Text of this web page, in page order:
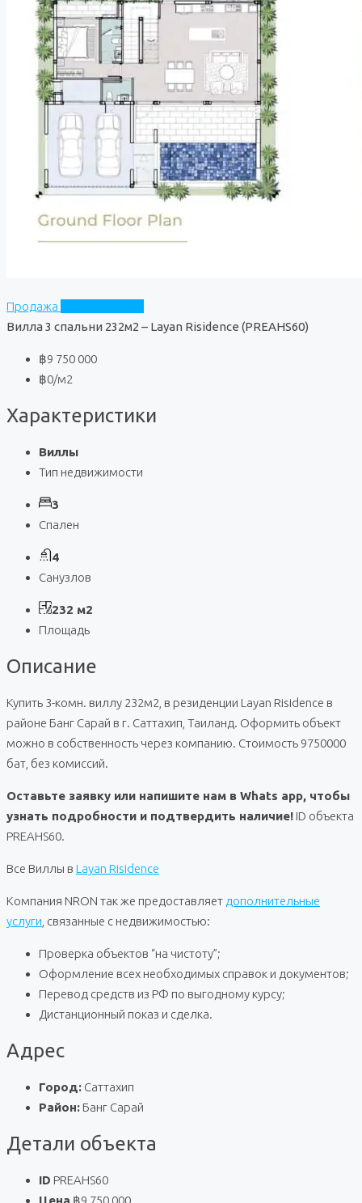
Продажа
Вилла 3 спальни 232м2 – Layan Risidence (PREAHS60)
฿9 750 000
฿0/м2
Характеристики
Виллы
Тип недвижимости
3
Спален
4
Санузлов
232 м2
Площадь
Описание
Купить 3-комн. виллу 232м2, в резиденции Layan Risidence в
районе Банг Сарай в г. Саттахип, Таиланд. Оформить объект
можно в собственность через компанию. Стоимость 9750000
бат, без комиссий.
Оставьте заявку или напишите нам в Whats app, чтобы
узнать подробности и подтвердить наличие! ID объекта
PREAHS60.
Все Виллы в Layan Risidence
Компания NRON так же предоставляет дополнительные
услуги , связанные с недвижимостью:
Проверка объектов “на чистоту”;
Оформление всех необходимых справок и документов;
Перевод средств из РФ по выгодному курсу;
Дистанционный показ и сделка.
Адрес
Город: Саттахип
Район: Банг Сарай
Детали объекта
ID PREAHS60
Цена ฿9 750 000